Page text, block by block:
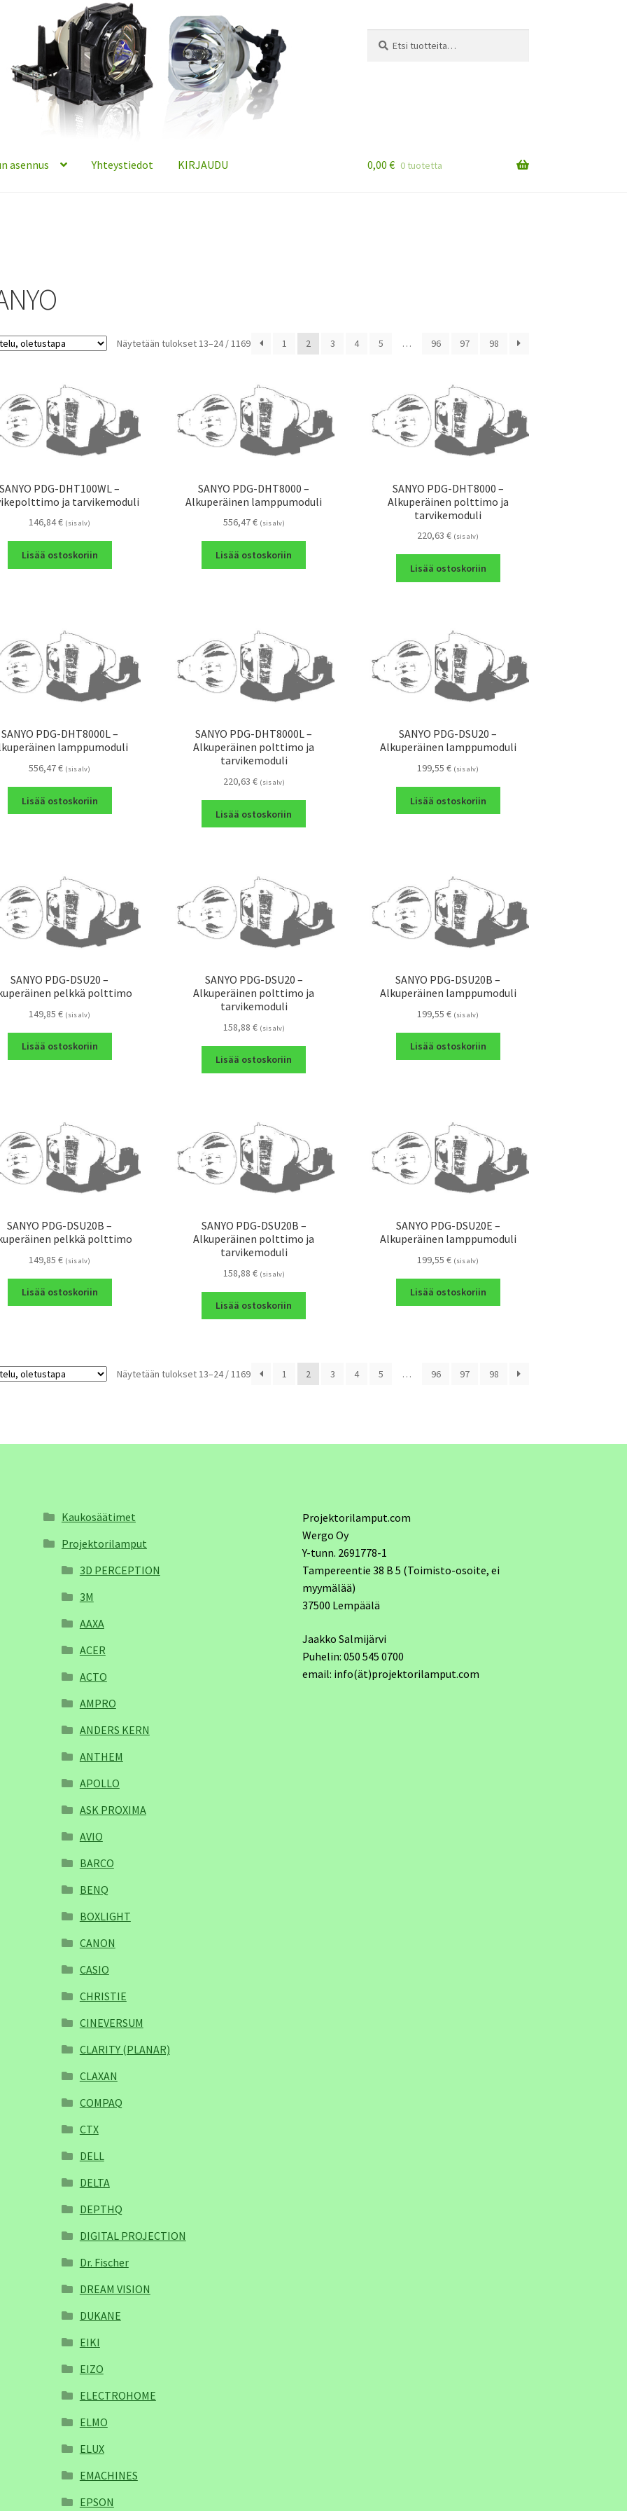
asennus Yhteystiedot KIRJAUDU 0,00 € 0 tuotetta
Näytetään tulokset 13–24 / 1169 1 2 3 4 5 … 96 97 98
SANYO PDG-DHT100WL –
ja tarvikemoduli
146,84€ (sis alv)
Lisää ostoskoriin
SANYO PDG-DHT8000 –
Alkuperäinen lamppumoduli
556,47€ (sis alv)
Lisää ostoskoriin
SANYO PDG-DHT8000 –
Alkuperäinen polttimo ja
tarvikemoduli
220,63€ (sis alv)
Lisää ostoskoriin
SANYO PDG-DHT8000L –
lamppumoduli
556,47€ (sis alv)
Lisää ostoskoriin
SANYO PDG-DHT8000L –
Alkuperäinen polttimo ja
tarvikemoduli
220,63 € (sis alv)
Lisää ostoskoriin
SANYO PDG-DSU20 –
Alkuperäinen lamppumoduli
199,55€ (sis alv)
Lisää ostoskoriin
SANYO PDG-DSU20 –
pelkkä polttimo
149,85€ (sis alv)
Lisää ostoskoriin
SANYO PDG-DSU20 –
Alkuperäinen polttimo ja
tarvikemoduli
158,88 € (sis alv)
Lisää ostoskoriin
SANYO PDG-DSU20B –
Alkuperäinen lamppumoduli
199,55€ (sis alv)
Lisää ostoskoriin
SANYO PDG-DSU20B –
pelkkä polttimo
149,85€ (sis alv)
Lisää ostoskoriin
SANYO PDG-DSU20B –
Alkuperäinen polttimo ja
tarvikemoduli
158,88 € (sis alv)
Lisää ostoskoriin
SANYO PDG-DSU20E –
Alkuperäinen lamppumoduli
199,55€ (sis alv)
Lisää ostoskoriin
Näytetään tulokset 13–24 / 1169 1 2 3 4 5 … 96 97 98
Kaukosäätimet
Projektorilamput
3D PERCEPTION
3M
AAXA
ACER
ACTO
AMPRO
ANDERS KERN
ANTHEM
APOLLO
ASK PROXIMA
AVIO
BARCO
BENQ
BOXLIGHT
CANON
CASIO
CHRISTIE
CINEVERSUM
CLARITY (PLANAR)
CLAXAN
COMPAQ
CTX
DELL
DELTA
DEPTHQ
DIGITAL PROJECTION
Dr. Fischer
DREAM VISION
DUKANE
EIKI
EIZO
ELECTROHOME
ELMO
ELUX
EMACHINES
EPSON
Projektorilamput.com
Wergo Oy
Y-tunn. 2691778-1
Tampereentie 38 B 5 (Toimisto-osoite, ei
myymälää)
37500 Lempäälä
Jaakko Salmijärvi
Puhelin: 050 545 0700
email: info(ät)projektorilamput.com